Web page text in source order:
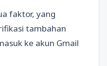
faktor, yang
tambahan
ke akun Gmail